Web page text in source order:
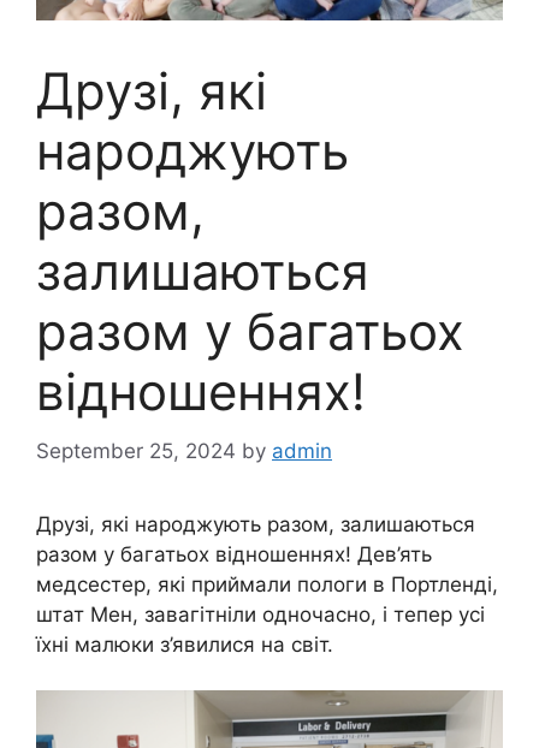
Друзі, які
народжують
разом,
залишаються
разом у багатьох
відношеннях!
September 25, 2024 by admin
Друзі, які народжують разом, залишаються
разом у багатьох відношеннях! Дев’ять
медсестер, які приймали пологи в Портленді,
штат Мен, завагітніли одночасно, і тепер усі
їхні малюки з’явилися на світ.